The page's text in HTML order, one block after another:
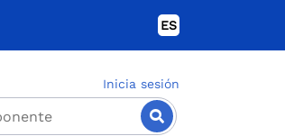
ES
Inicia sesión